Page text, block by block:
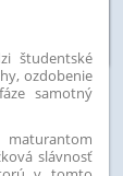
študentské
ozdobenie
samotný
maturantom
slávnosť